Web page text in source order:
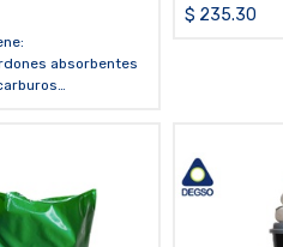
3M™ SRP-
absorbentes
para
puede ser
señalización de
$ 235.30